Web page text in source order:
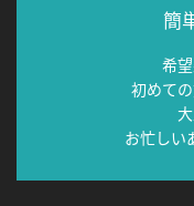
簡
希
初めて
お忙しい